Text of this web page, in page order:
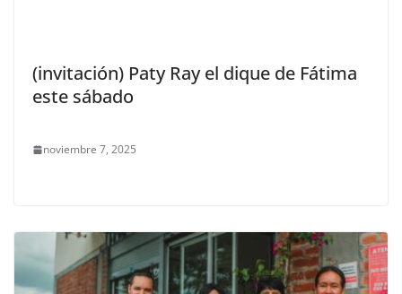
(invitación) Paty Ray el dique de Fátima
este sábado
noviembre 7, 2025